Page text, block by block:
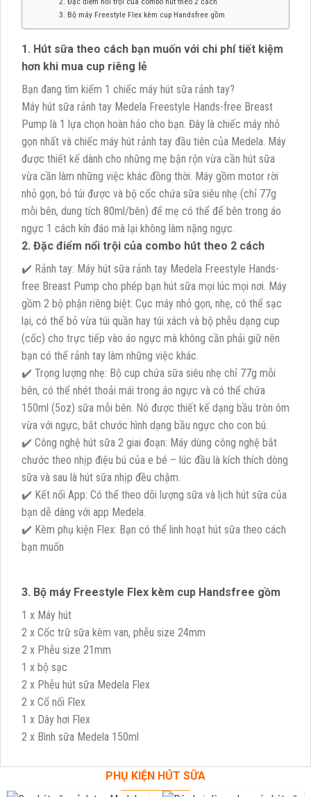
3. Bộ máy Freestyle Flex kèm cup Handsfree gồm
1. Hút sữa theo cách bạn muốn với chi phí tiết kiệm
hơn khi mua cup riêng lẻ
Bạn đang tìm kiếm 1 chiếc máy hút sữa rảnh tay?
Máy hút sữa rảnh tay Medela Freestyle Hands-free Breast
Pump là 1 lựa chọn hoàn hảo cho bạn. Đây là chiếc máy nhỏ
gọn nhất và chiếc máy hút rảnh tay đầu tiên của Medela. Máy
được thiết kế dành cho những mẹ bận rộn vừa cần hút sữa
vừa cần làm những việc khác đồng thời. Máy gồm motor rời
nhỏ gọn, bỏ túi được và bộ cốc chứa sữa siêu nhẹ (chỉ 77g
mỗi bên, dung tích 80ml/bên) để mẹ có thể để bên trong áo
ngực 1 cách kín đáo mà lại không làm nặng ngực.
2. Đặc điểm nổi trội của combo hút theo 2 cách
✔️ Rảnh tay: Máy hút sữa rảnh tay Medela Freestyle Hands-
free Breast Pump cho phép bạn hút sữa mọi lúc mọi nơi. Máy
gồm 2 bộ phận riêng biệt: Cục máy nhỏ gọn, nhẹ, có thể sạc
lại, có thể bỏ vừa túi quần hay túi xách và bộ phễu dạng cup
(cốc) cho trực tiếp vào áo ngực mà không cần phải giữ nên
bạn có thể rảnh tay làm những việc khác.
✔️ Trọng lượng nhẹ: Bộ cup chứa sữa siêu nhẹ chỉ 77g mỗi
bên, có thể nhét thoải mái trong áo ngực và có thể chứa
150ml (5oz) sữa mỗi bên. Nó được thiết kế dạng bầu tròn ôm
vừa với ngực, bắt chước hình dạng bầu ngực cho con bú.
✔️ Công nghệ hút sữa 2 giai đoạn: Máy dùng công nghệ bắt
chước theo nhịp điệu bú của e bé – lúc đầu là kích thích dòng
sữa và sau là hút sữa nhịp đều chậm.
✔️ Kết nối App: Có thể theo dõi lượng sữa và lịch hút sữa của
bạn dễ dàng với app Medela.
✔️ Kèm phụ kiện Flex: Bạn có thể linh hoạt hút sữa theo cách
bạn muốn
3. Bộ máy Freestyle Flex kèm cup Handsfree gồm
1 x Máy hút
2 x Cốc trữ sữa kèm van, phễu size 24mm
2 x Phễu size 21mm
1 x bộ sạc
2 x Phễu hút sữa Medela Flex
2 x Cổ nối Flex
1 x Dây hơi Flex
2 x Bình sữa Medela 150ml
PHỤ KIỆN HÚT SỮA